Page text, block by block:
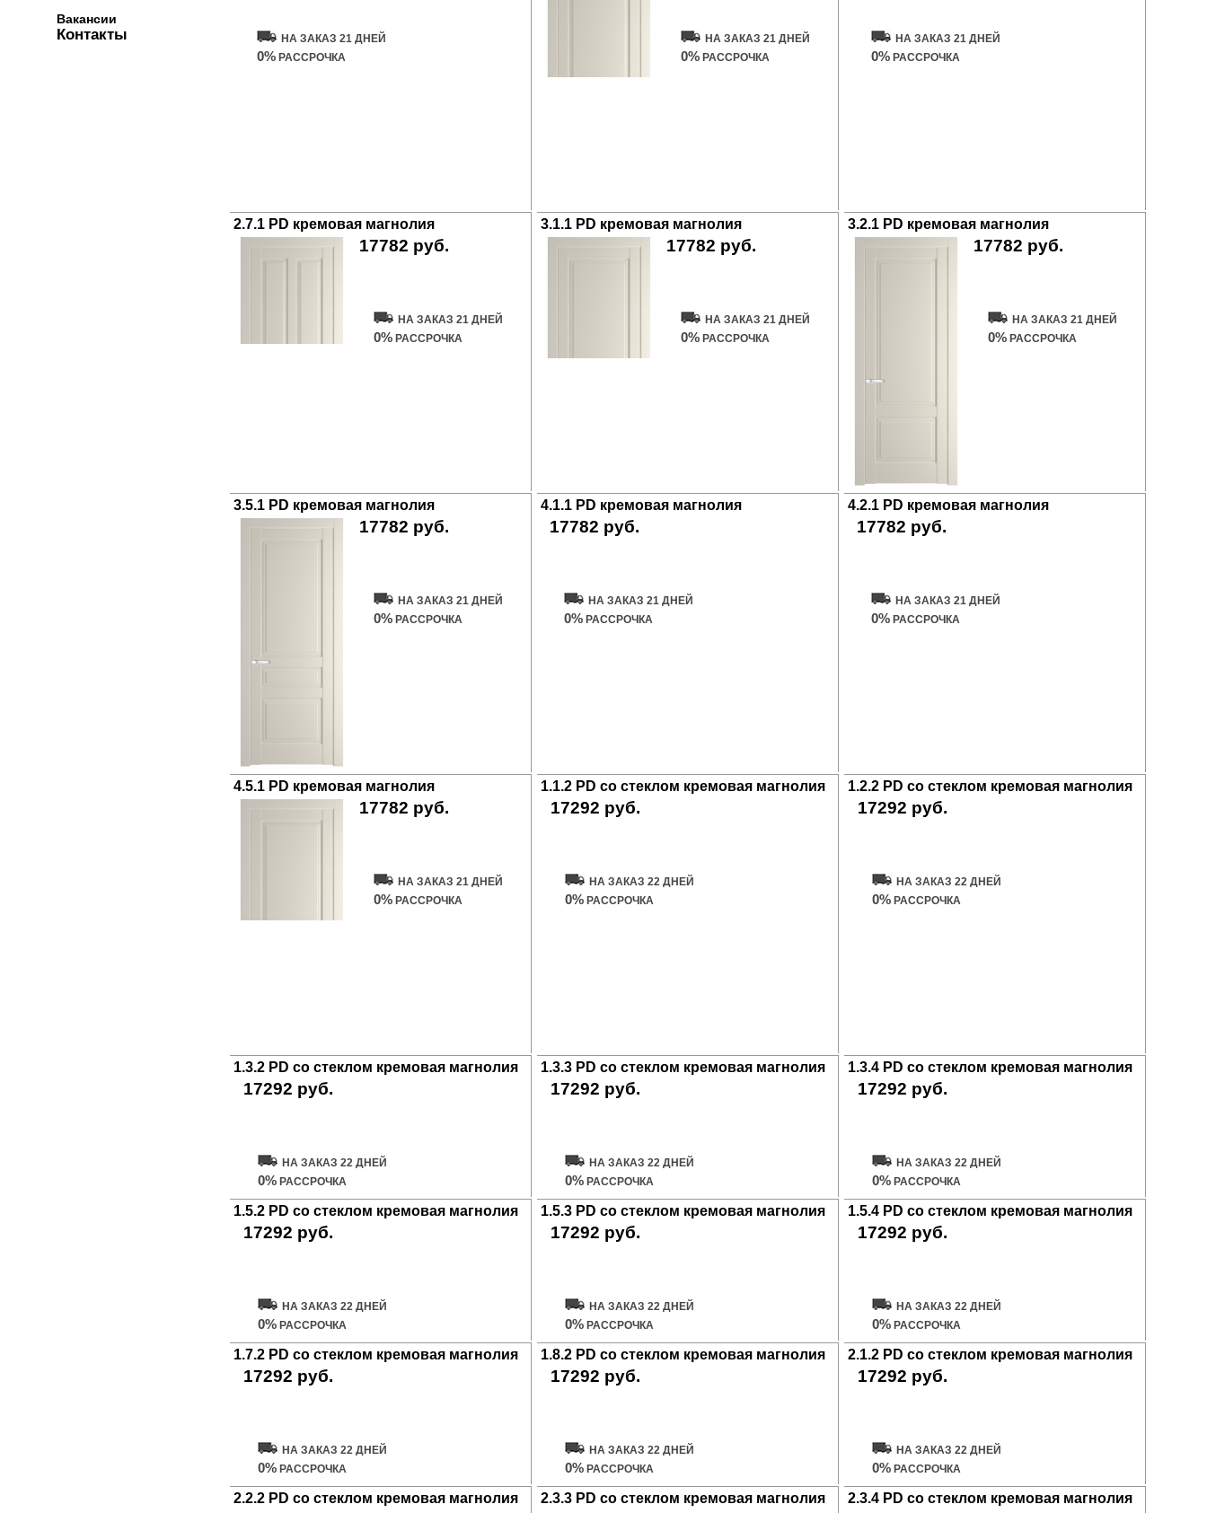
Вакансии
Контакты НА ЗАКАЗ 21 ДНЕЙ
0% РАССРОЧКА
НА ЗАКАЗ 21 ДНЕЙ
0% РАССРОЧКА
НА ЗАКАЗ 21 ДНЕЙ
0% РАССРОЧКА
2.7.1 PD кремовая магнолия
17782 руб.
НА ЗАКАЗ 21 ДНЕЙ
0% РАССРОЧКА
3.1.1 PD кремовая магнолия
17782 руб.
НА ЗАКАЗ 21 ДНЕЙ
0% РАССРОЧКА
3.2.1 PD кремовая магнолия
17782 руб.
НА ЗАКАЗ 21 ДНЕЙ
0% РАССРОЧКА
3.5.1 PD кремовая магнолия
17782 руб.
НА ЗАКАЗ 21 ДНЕЙ
0% РАССРОЧКА
4.1.1 PD кремовая магнолия
17782 руб.
НА ЗАКАЗ 21 ДНЕЙ
0% РАССРОЧКА
4.2.1 PD кремовая магнолия
17782 руб.
НА ЗАКАЗ 21 ДНЕЙ
0% РАССРОЧКА
4.5.1 PD кремовая магнолия
17782 руб.
НА ЗАКАЗ 21 ДНЕЙ
0% РАССРОЧКА
1.1.2 PD со стеклом кремовая магнолия
17292 руб.
НА ЗАКАЗ 22 ДНЕЙ
0% РАССРОЧКА
1.2.2 PD со стеклом кремовая магнолия
17292 руб.
НА ЗАКАЗ 22 ДНЕЙ
0% РАССРОЧКА
1.3.2 PD со стеклом кремовая магнолия
17292 руб.
НА ЗАКАЗ 22 ДНЕЙ
0% РАССРОЧКА
1.3.3 PD со стеклом кремовая магнолия
17292 руб.
НА ЗАКАЗ 22 ДНЕЙ
0% РАССРОЧКА
1.3.4 PD со стеклом кремовая магнолия
17292 руб.
НА ЗАКАЗ 22 ДНЕЙ
0% РАССРОЧКА
1.5.2 PD со стеклом кремовая магнолия
17292 руб.
НА ЗАКАЗ 22 ДНЕЙ
0% РАССРОЧКА
1.5.3 PD со стеклом кремовая магнолия
17292 руб.
НА ЗАКАЗ 22 ДНЕЙ
0% РАССРОЧКА
1.5.4 PD со стеклом кремовая магнолия
17292 руб.
НА ЗАКАЗ 22 ДНЕЙ
0% РАССРОЧКА
1.7.2 PD со стеклом кремовая магнолия
17292 руб.
НА ЗАКАЗ 22 ДНЕЙ
0% РАССРОЧКА
1.8.2 PD со стеклом кремовая магнолия
17292 руб.
НА ЗАКАЗ 22 ДНЕЙ
0% РАССРОЧКА
2.1.2 PD со стеклом кремовая магнолия
17292 руб.
НА ЗАКАЗ 22 ДНЕЙ
0% РАССРОЧКА
2.2.2 PD со стеклом кремовая магнолия 2.3.3 PD со стеклом кремовая магнолия 2.3.4 PD со стеклом кремовая магнолия